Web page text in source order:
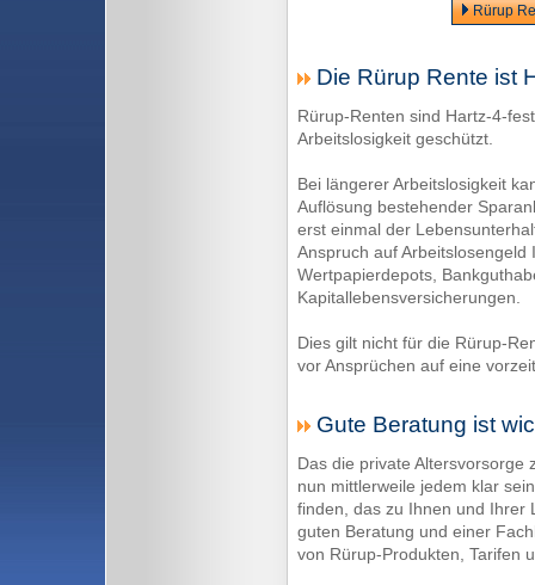
Rürup
Die Rürup Rente ist
Rürup-Renten sind Hartz-4-
Arbeitslosigkeit geschützt.
Bei längerer Arbeitslosigkeit
Auflösung bestehender
erst einmal der
Anspruch auf
Wertpapierdepots,
Kapitallebensversicherungen.
Dies gilt nicht für die Rürup-
vor Ansprüchen auf eine
Gute Beratung ist
Das die private Altersvorsorge
nun mittlerweile jedem klar
finden, das zu Ihnen und Ihrer
guten Beratung und einer
von Rürup-Produkten, Tarifen